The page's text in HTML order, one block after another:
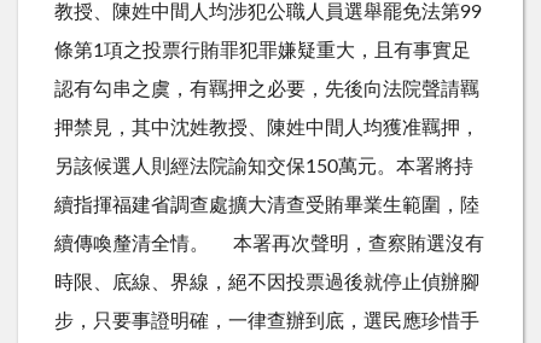
教授、陳姓中間人均涉犯公職人員選舉罷免法第99
條第1項之投票行賄罪犯罪嫌疑重大，且有事實足
認有勾串之虞，有羈押之必要，先後向法院聲請羈
押禁見，其中沈姓教授、陳姓中間人均獲准羈押，
另該候選人則經法院諭知交保150萬元。本署將持
續指揮福建省調查處擴大清查受賄畢業生範圍，陸
續傳喚釐清全情。 本署再次聲明，查察賄選沒有
時限、底線、界線，絕不因投票過後就停止偵辦腳
步，只要事證明確，一律查辦到底，選民應珍惜手